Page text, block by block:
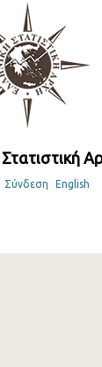
Στατιστική
Σύνδεση English